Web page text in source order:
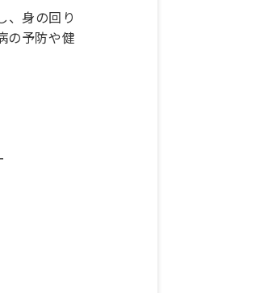
、身の回り
の予防や健